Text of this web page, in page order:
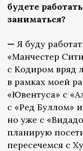
будете
заниматься?
— Я буду
«Манчестер
с Кодиром вряд
в рамках моей
«Ювентуса» с
с «Ред Буллом»
но уже с
планирую
пересечемся с